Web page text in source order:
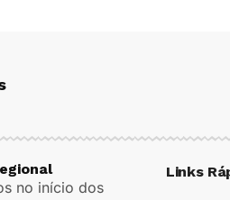
no início dos
Links